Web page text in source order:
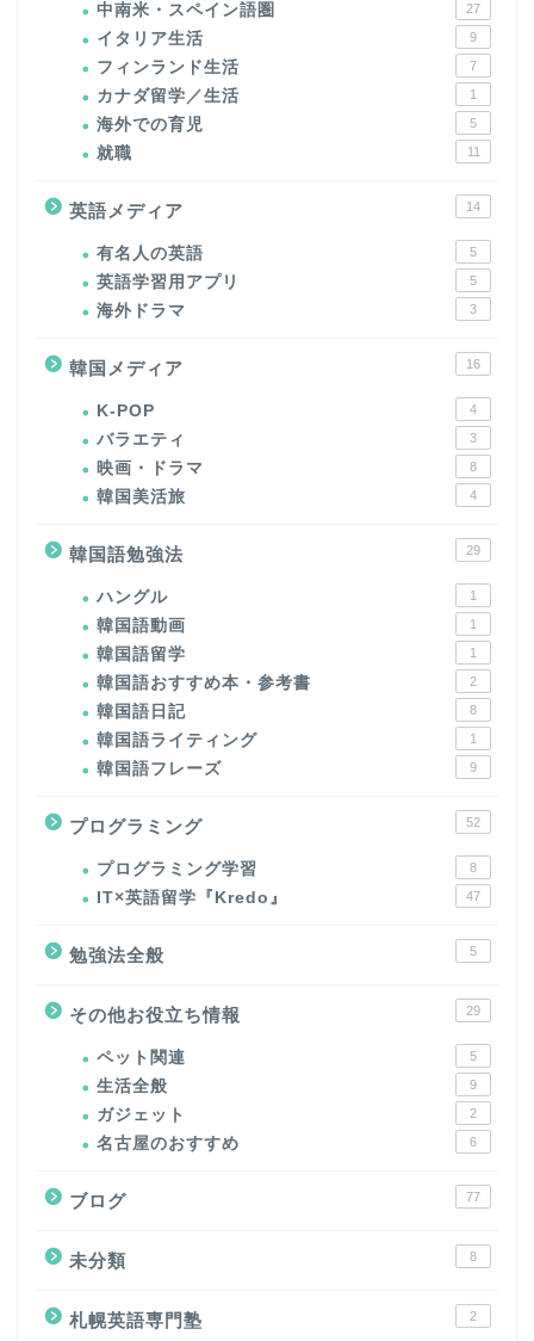
中南米・スペイン語圏 27
イタリア生活 9
フィンランド生活 7
カナダ留学／生活 1
海外での育児 5
就職 11
英語メディア 14
有名人の英語 5
英語学習用アプリ 5
海外ドラマ 3
韓国メディア 16
K-POP 4
バラエティ 3
映画・ドラマ 8
韓国美活旅 4
韓国語勉強法 29
ハングル 1
韓国語動画 1
韓国語留学 1
韓国語おすすめ本・参考書 2
韓国語日記 8
韓国語ライティング 1
韓国語フレーズ 9
プログラミング 52
プログラミング学習 8
IT×英語留学『Kredo』 47
勉強法全般 5
その他お役立ち情報 29
ペット関連 5
生活全般 9
ガジェット 2
名古屋のおすすめ 6
ブログ 77
未分類 8
札幌英語専門塾 2